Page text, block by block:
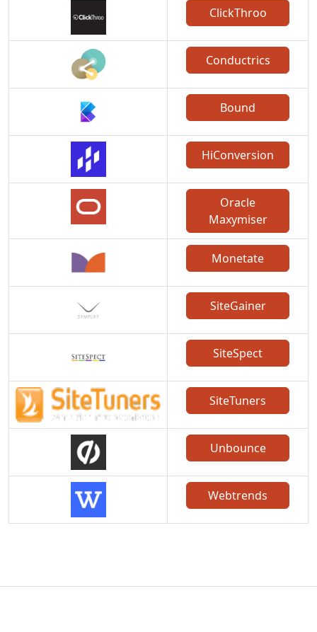
ClickThroo
Conductrics
Bound
HiConversion
Oracle
Maxymiser
Monetate
SiteGainer
SiteSpect
SiteTuners
Unbounce
Webtrends